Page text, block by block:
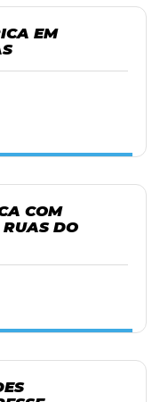
EM
COM
DO